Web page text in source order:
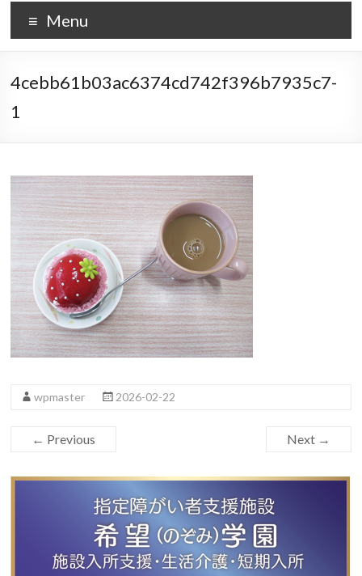
Menu
4cebb61b03ac6374cd742f396b7935c7-
1
wpmaster 2026-02-22
← Previous Next →